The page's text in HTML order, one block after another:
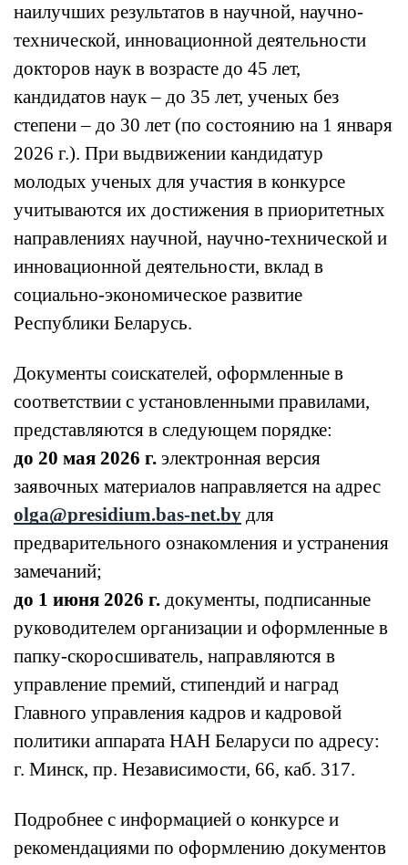
наилучших результатов в научной, научно-
технической, инновационной деятельности
докторов наук в возрасте до 45 лет,
кандидатов наук – до 35 лет, ученых без
степени – до 30 лет (по состоянию на 1 января
2026 г.). При выдвижении кандидатур
молодых ученых для участия в конкурсе
учитываются их достижения в приоритетных
направлениях научной, научно-технической и
инновационной деятельности, вклад в
социально-экономическое развитие
Республики Беларусь.
Документы соискателей, оформленные в
соответствии с установленными правилами,
представляются в следующем порядке:
до 20 мая 2026 г. электронная версия
заявочных материалов направляется на адрес
olga@presidium.bas-net.by для
предварительного ознакомления и устранения
замечаний;
до 1 июня 2026 г. документы, подписанные
руководителем организации и оформленные в
папку-скоросшиватель, направляются в
управление премий, стипендий и наград
Главного управления кадров и кадровой
политики аппарата НАН Беларуси по адресу:
г. Минск, пр. Независимости, 66, каб. 317.
Подробнее с информацией о конкурсе и
рекомендациями по оформлению документов